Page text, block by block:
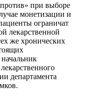
при выборе
монетизации и
ограничат
лекарственной
же хронических
департамента